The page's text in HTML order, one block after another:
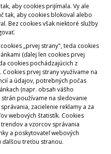
aby cookies prijímala. Vy ale
tak, aby cookies blokoval alebo
Bez cookies však niektoré služby
„prvej strany", teda cookies
(ďalej len cookies prvej
cookies pochádzajúcich z
prvej strany využívame na
a údajov, potrebných počas
(napr. obsah vášho
používame na sledovanie
zacielenie reklamy a za
webových štatistík. Cookies
a vzorcov správania
a poskytovateľ webových
ďalšou treťou stranou.